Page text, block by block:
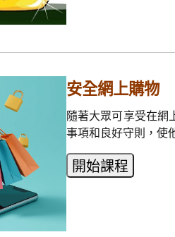
安全網上購物
隨著大眾可享受在網
事項和良好守則，使